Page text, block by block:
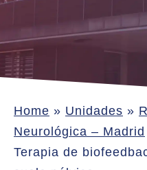
Home » Unidades »
Neurológica – Madrid
Terapia de